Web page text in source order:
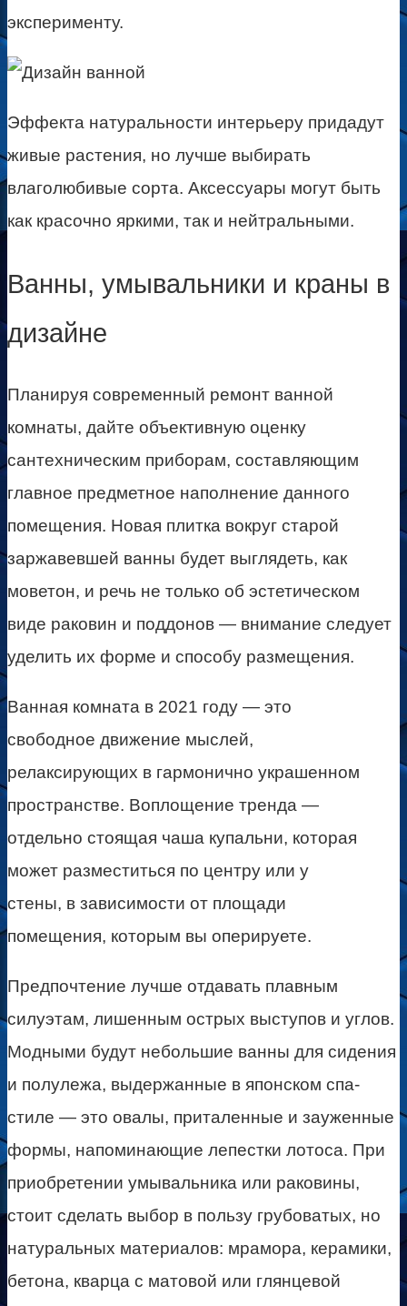
эксперименту.
Эффекта натуральности интерьеру придадут
живые растения, но лучше выбирать
влаголюбивые сорта. Аксессуары могут быть
как красочно яркими, так и нейтральными.
Ванны, умывальники и краны в
дизайне
Планируя современный ремонт ванной
комнаты, дайте объективную оценку
сантехническим приборам, составляющим
главное предметное наполнение данного
помещения. Новая плитка вокруг старой
заржавевшей ванны будет выглядеть, как
моветон, и речь не только об эстетическом
виде раковин и поддонов — внимание следует
уделить их форме и способу размещения.
Ванная комната в 2021 году — это
свободное движение мыслей,
релаксирующих в гармонично украшенном
пространстве. Воплощение тренда —
отдельно стоящая чаша купальни, которая
может разместиться по центру или у
стены, в зависимости от площади
помещения, которым вы оперируете.
Предпочтение лучше отдавать плавным
силуэтам, лишенным острых выступов и углов.
Модными будут небольшие ванны для сидения
и полулежа, выдержанные в японском спа-
стиле — это овалы, приталенные и зауженные
формы, напоминающие лепестки лотоса. При
приобретении умывальника или раковины,
стоит сделать выбор в пользу грубоватых, но
натуральных материалов: мрамора, керамики,
бетона, кварца с матовой или глянцевой